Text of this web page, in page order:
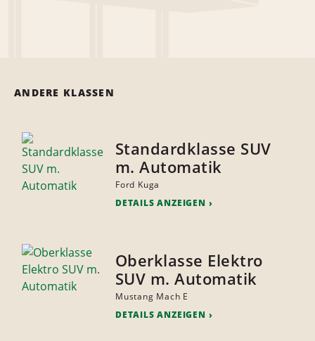
ANDERE KLASSEN
Standardklasse SUV
m. Automatik
Ford Kuga
DETAILS ANZEIGEN
Oberklasse Elektro
SUV m. Automatik
Mustang Mach E
DETAILS ANZEIGEN